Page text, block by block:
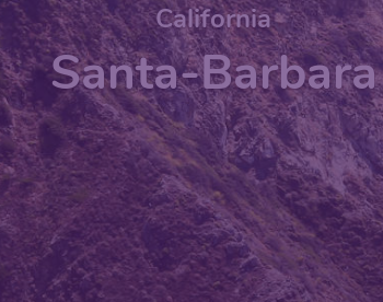
California
Santa-Barbara